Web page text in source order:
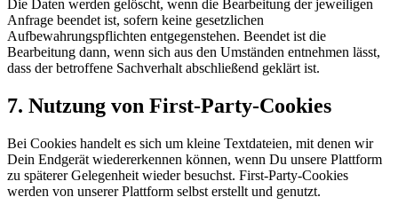
Die Daten werden gelöscht, wenn die Bearbeitung der jeweiligen
Anfrage beendet ist, sofern keine gesetzlichen
Aufbewahrungspflichten entgegenstehen. Beendet ist die
Bearbeitung dann, wenn sich aus den Umständen entnehmen lässt,
dass der betroffene Sachverhalt abschließend geklärt ist.
7. Nutzung von First-Party-Cookies
Bei Cookies handelt es sich um kleine Textdateien, mit denen wir
Dein Endgerät wiedererkennen können, wenn Du unsere Plattform
zu späterer Gelegenheit wieder besuchst. First-Party-Cookies
werden von unserer Plattform selbst erstellt und genutzt.